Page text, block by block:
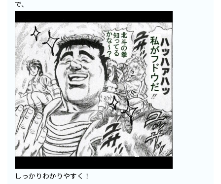
で、
しっかりわかりやすく！